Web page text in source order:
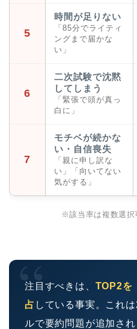
5
時間が足りない
「85分でライティ
ングまで届かな
い」
6
二次試験で沈黙
してしまう
「緊張で頭が真っ
白に」
7
モチベが続かな
い・自信喪失
「親に申し訳な
い」「向いてない
気がする」
※該当率は複数選択
“
注目すべきは、 TOP2を
占 している事実。これ
ルで要約問題が追加さ